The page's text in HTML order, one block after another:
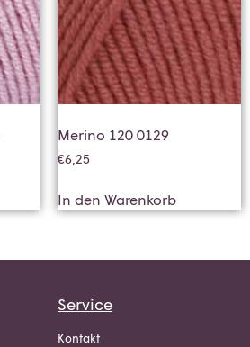
Merino 120 0129
€6,25
In den Warenkorb
Service
Kontakt